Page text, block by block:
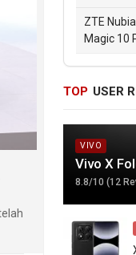
ZTE
Magic 10
TOP USER
VIVO
Vivo X
8.8/10 (12